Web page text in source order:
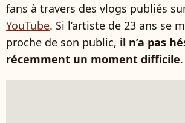
fans à travers des vlogs publiés
YouTube. Si l’artiste de 23 ans se
proche de son public, il n’a pas
récemment un moment difficile.